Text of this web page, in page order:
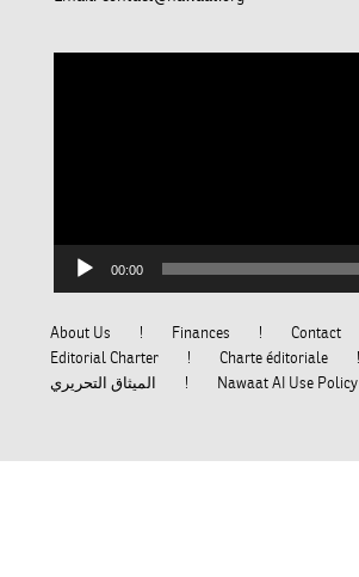
00:00
About Us Finances
Contact
Editorial Charter
Charte éditoriale
الميثاق التحريري
Nawaat AI Use Policy